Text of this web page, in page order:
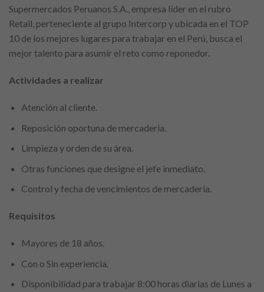
Supermercados Peruanos S.A., empresa líder en el rubro
Retail, perteneciente al grupo Intercorp y ubicada en el TOP
10 de los mejores lugares para trabajar en el Perú, busca el
mejor talento para asumir el reto como reponedor.
Actividades a realizar
Atención al cliente.
Reposición oportuna de mercaderia.
Limpieza y orden de su área.
Otras funciones que designe el jefe inmediato.
Control y fecha de vencimientos de mercaderia.
Requisitos
Mayores de 18 años.
Con o Sin experiencia.
Disponibilidad para trabajar 8:00 horas diarias de Lunes a